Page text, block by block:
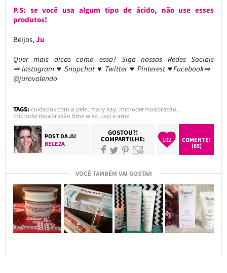
P.S: se você usa algum tipo de ácido, não use esses
produtos!
Beijos, Ju
Quer mais dicas como essa? Siga nossas Redes Sociais
⇒ Instagram ♥ Snapchat ♥ Twitter ♥ Pinterest ♥Facebook⇒
@jurovalendo
TAGS: cuidados com a pele, mary kay, microdermoabrasão,
microdermoabrasão time wise, usei e amei
POST DAJU
BELEZA
GOSTOU?!
COMPARTILHE: 102
COMENTE!
(65)
VOCÊ TAMBÉM VAI GOSTAR